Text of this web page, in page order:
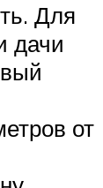
Для
дачи
от